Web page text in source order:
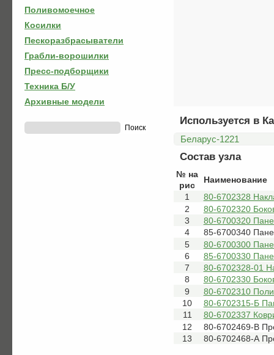
Поливомоечное
Косилки
Пескоразбрасыватели
Грабли-ворошилки
Пресс-подборщики
Техника Б/У
Архивные модели
Используется в
Беларус-1221
Состав узла
№ на
рис
Наименование
1
80-6702328
2
80-6702320
3
80-6700320
4
85-6700340
5
80-6700300
6
85-6700330
7
80-6702328-01
8
80-6702330
9
80-6702310
10
80-6702315-Б
11
80-6702337
12
80-6702469-В
13
80-6702468-А